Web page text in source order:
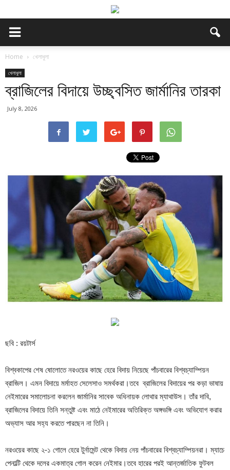
Home খেলাধুলা
খেলাধুলা
ব্রাজিলের বিদায়ে উচ্ছ্বসিত জার্মানির তারকা
July 8, 2026
ছবি : রয়টার্স
বিশ্বকাপের শেষ ষোলোতে নরওয়ের কাছে হেরে বিদায় নিয়েছে পাঁচবারের বিশ্বচ্যাম্পিয়ন
ব্রাজিল। এমন বিদায়ে মর্মাহত সেলেসাও সমর্থকরা।তবে ব্রাজিলের বিদায়ের পর কড়া ভাষায়
নেইমারের সমালোচনা করলেন জার্মানির সাবেক অধিনায়ক লোথার ম্যাথাউস। তাঁর দাবি,
ব্রাজিলের বিদায়ে তিনি সন্তুষ্ট এবং মাঠে নেইমারের অতিরিক্ত অঙ্গভঙ্গি এবং অভিযোগ করার
অভ্যাস আর সহ্য করতে পারছেন না তিনি।
নরওয়ের কাছে ২-১ গোলে হেরে টুর্নামেন্ট থেকে বিদায় নেয় পাঁচবারের বিশ্বচ্যাম্পিয়নরা। ম্যাচে
পেনাল্টি থেকে দলের একমাত্র গোল করেন নেইমার।তবে হারের পরই আন্তর্জাতিক ফুটবল